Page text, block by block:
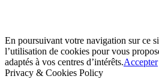
En poursuivant votre navigation sur ce
l’utilisation de cookies pour vous
adaptés à vos centres d’intérêts.Accepter
Privacy & Cookies Policy